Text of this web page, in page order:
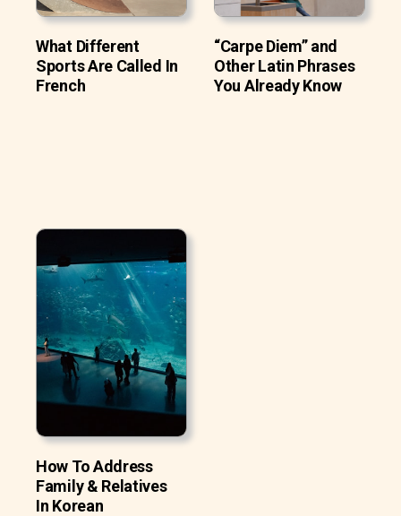
What Different
Sports Are Called In
French
“Carpe Diem” and
Other Latin Phrases
You Already Know
How To Address
Family & Relatives
In Korean